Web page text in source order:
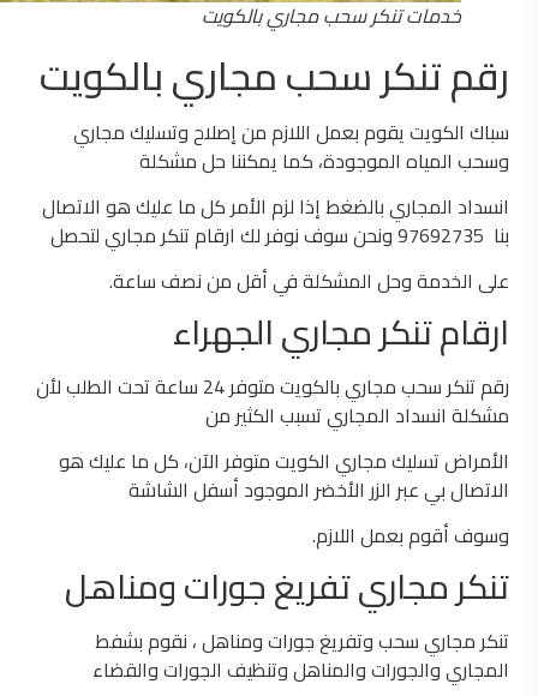
خدمات تنكر سحب مجاري بالكويت
رقم تنكر سحب مجاري بالكويت
سباك الكويت يقوم بعمل اللازم من إصلاح وتسليك مجاري
وسحب المياه الموجودة، كما يمكننا حل مشكلة
انسداد المجاري بالضغط إذا لزم الأمر كل ما عليك هو الاتصال
بنا 97692735 ونحن سوف نوفر لك ارقام تنكر مجاري لتحصل
على الخدمة وحل المشكلة في أقل من نصف ساعة.
ارقام تنكر مجاري الجهراء
رقم تنكر سحب مجاري بالكويت متوفر 24 ساعة تحت الطلب لأن
مشكلة انسداد المجاري تسبب الكثير من
الأمراض تسليك مجاري الكويت متوفر الآن، كل ما عليك هو
الاتصال بي عبر الزر الأخضر الموجود أسفل الشاشة
وسوف أقوم بعمل اللازم.
تنكر مجاري تفريغ جورات ومناهل
تنكر مجاري سحب وتفريغ جورات ومناهل ، نقوم بشفط
المجاري والجورات والمناهل وتنظيف الجورات والقضاء